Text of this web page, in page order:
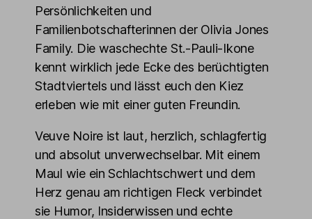
Persönlichkeiten und
Familienbotschafterinnen der Olivia Jones
Family. Die waschechte St.-Pauli-Ikone
kennt wirklich jede Ecke des berüchtigten
Stadtviertels und lässt euch den Kiez
erleben wie mit einer guten Freundin.
Veuve Noire ist laut, herzlich, schlagfertig
und absolut unverwechselbar. Mit einem
Maul wie ein Schlachtschwert und dem
Herz genau am richtigen Fleck verbindet
sie Humor, Insiderwissen und echte